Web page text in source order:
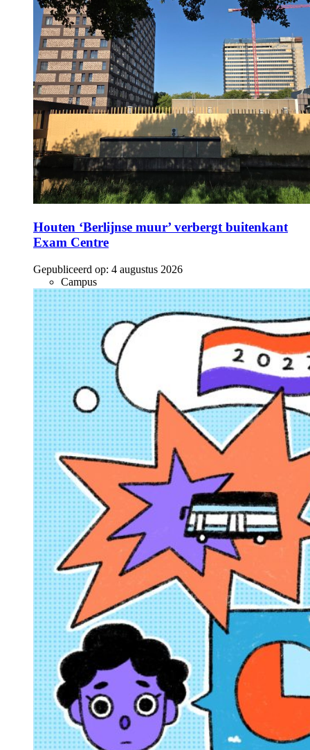
Houten ‘Berlijnse muur’ verbergt buitenkant
Exam Centre
Gepubliceerd op: 4 augustus 2026
Campus